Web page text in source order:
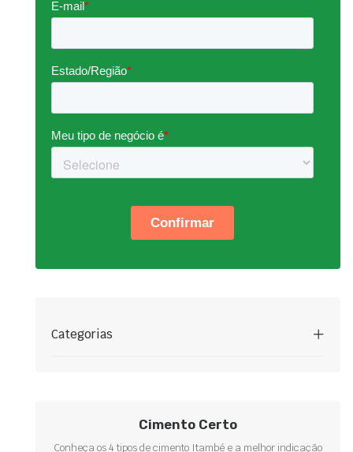
Categorias
Cimento Certo
Conheça os 4 tipos de cimento Itambé e a melhor indicação